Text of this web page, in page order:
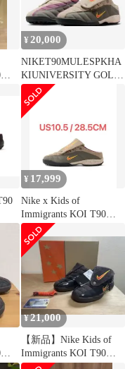
¥ 20,000
NIKET90MULESPKHA
KIUNIVERSITY GOLD-
FUSION
¥ 17,999
Nike x Kids of
Immigrants KOI T90
Mule
¥21,000
【新品】Nike Kids of
Immigrants KOI T90
Mule